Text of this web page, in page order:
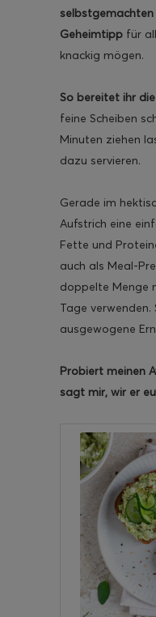
selbstgemachten
Geheimtipp für
knackig mögen.
So bereitet ihr
feine Scheiben
Minuten ziehen
dazu servieren.
Gerade im
Aufstrich eine
Fette und
auch als Meal-
doppelte Menge
Tage verwenden.
ausgewogene
Probiert meinen
sagt mir, wir er